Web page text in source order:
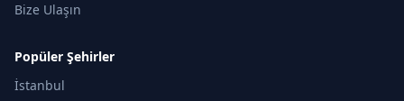
Bize Ulaşın
Popüler Şehirler
İstanbul